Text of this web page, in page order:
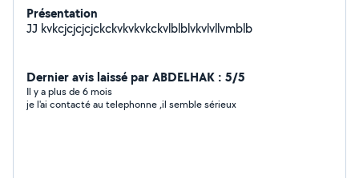
Présentation
JJ kvkcjcjcjcjckckvkvkvkckvlblblvkvlvllvmblb
Dernier avis laissé par ABDELHAK : 5/5
Il y a plus de 6 mois
je l'ai contacté au telephonne ,il semble sérieux